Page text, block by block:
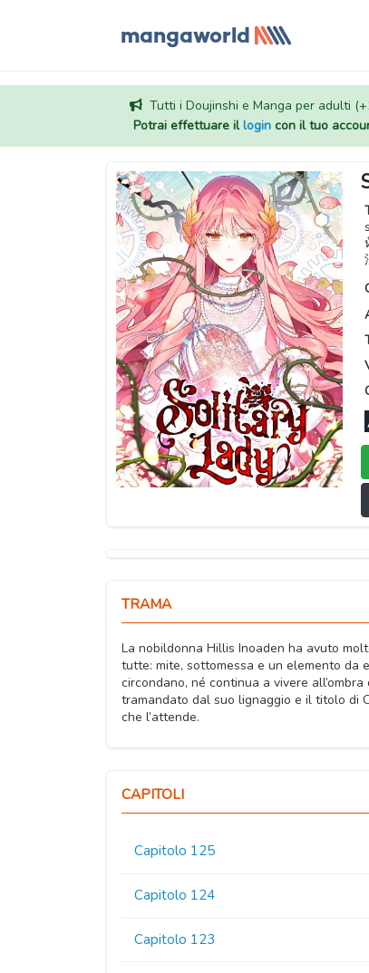
Tutti i Doujinshi e Manga per adulti
Potrai effettuare illogincon il tuo
TRAMA
La nobildonna Hillis Inoaden ha avuto
tutte: mite, sottomessa e un elemento da
circondano, né continua a vivere
tramandato dal suo lignaggio e il titolo di
che l’attende.
CAPITOLI
Capitolo 125
Capitolo 124
Capitolo 123